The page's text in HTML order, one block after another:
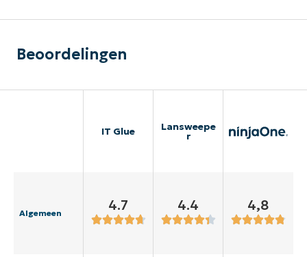
Beoordelingen
IT Glue Lansweepe
r
Algemeen 4.7 4.4 4,8